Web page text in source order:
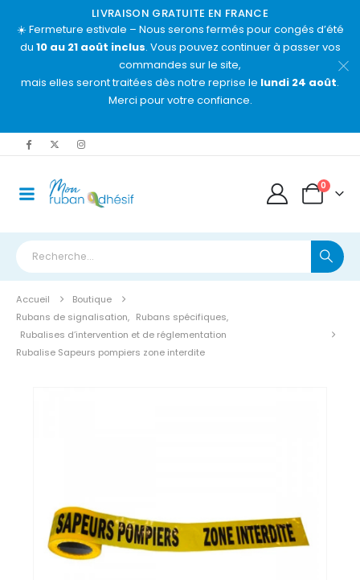
LIVRAISON GRATUITE EN FRANCE
☀️ Fermeture estivale – Nous serons fermés pour congés d’été
du 10 au 21 août inclus. Vous pouvez continuer à passer vos
commandes sur le site,
mais elles seront traitées dès notre reprise le lundi 24 août.
Merci pour votre confiance.
0
Accueil
Boutique
Rubans de signalisation, Rubans spécifiques,
Rubalises d’intervention et de réglementation
Rubalise Sapeurs pompiers zone interdite